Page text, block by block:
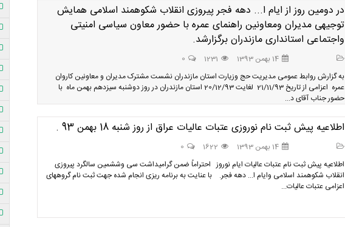
در دومین روز از ایام ا... دهه فجر پیروزی انقلاب شکوهمند اسلامی همایش
توجیهی مدیران ومعاونین راهنمای عمره با حضور معاون سیاسی امنیتی
واجتماعی استانداری مازندران برگزارشد.
14 بهمن 1393 1231
0
به گزارش روابط عمومی مدیریت حج وزیارت استان مازندران نشست مشترک مدیران و معاونین کاروان
عمره اعزامی از تاریخ 21/11/93 لغایت 20/12/93 استان مازندران در روز دوشنبه سیزدهم بهمن ماه با
حضور جناب آقای د...
اطلاعیه پیش ثبت نام نوروزی عتبات عالیات عراق از روز شنبه 18 بهمن 93 .
14 بهمن 1393 1622
0
اطلاعیه پیش ثبت نام عتبات عالیات ایام نوروز احتراماً ضمن گرامیداشت سی وششمین سالگرد پیروزی
انقلاب شکوهمند اسلامی وایام ا... دهه فجر. با عنایت به برنامه ریزی انجام شده جهت ثبت نام گروههای
اعزامی عتبات عالیات...